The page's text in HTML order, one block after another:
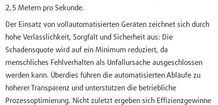
2,5 Metern pro Sekunde.
Der Einsatz von vollautomatisierten Geräten zeichnet sich durch
hohe Verlässlichkeit, Sorgfalt und Sicherheit aus: Die
Schadensquote wird auf ein Minimum reduziert, da
menschliches Fehlverhalten als Unfallursache ausgeschlossen
werden kann. Überdies führen die automatisierten Abläufe zu
höherer Transparenz und unterstützen die betriebliche
Prozessoptimierung. Nicht zuletzt ergeben sich Effizienzgewinne